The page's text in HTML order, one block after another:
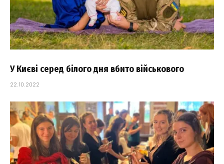
У Києві серед білого дня вбито військового
22.10.2022